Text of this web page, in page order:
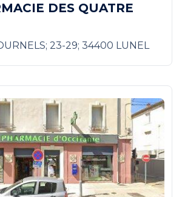
DES QUATRE
23-29; 34400 LUNEL